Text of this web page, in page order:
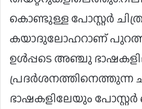
കൊണ്ടുള്ള പോസ്റ്റർ
കയാദുലോഹറാണ്
ഉൾപ്പടെ അഞ്ചു
പ്രദർശനത്തിനെത്തുന്ന
ഭാഷകളിലേയും പോസ്റ്റർ